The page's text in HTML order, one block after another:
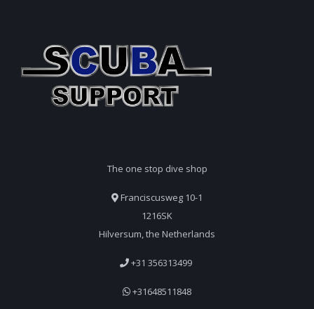
The one stop dive shop
Franciscusweg 10-1
1216SK
Hilversum, the Netherlands
+31 356313499
+31648511848